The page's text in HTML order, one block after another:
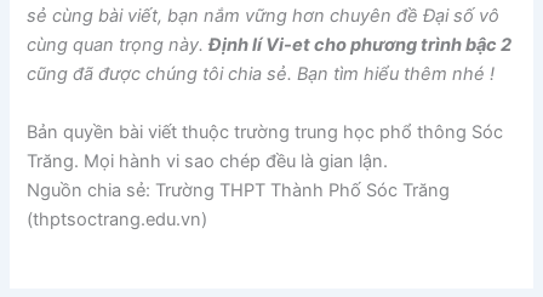
sẻ cùng bài viết, bạn nắm vững hơn chuyên đề Đại số vô
cùng quan trọng này.Định lí Vi-et cho phương trình bậc 2
cũng đã được chúng tôi chia sẻ. Bạn tìm hiểu thêm nhé !
Bản quyền bài viết thuộc trường trung học phổ thông Sóc
Trăng. Mọi hành vi sao chép đều là gian lận.
Nguồn chia sẻ: Trường THPT Thành Phố Sóc Trăng
(thptsoctrang.edu.vn)